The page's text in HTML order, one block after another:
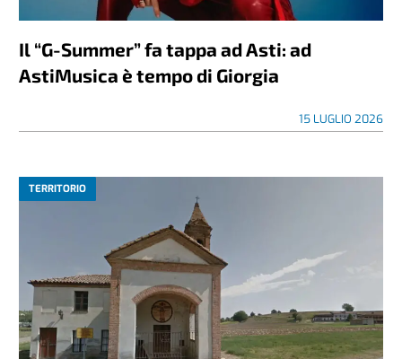
Il “G-Summer” fa tappa ad Asti: ad
AstiMusica è tempo di Giorgia
15 LUGLIO 2026
TERRITORIO